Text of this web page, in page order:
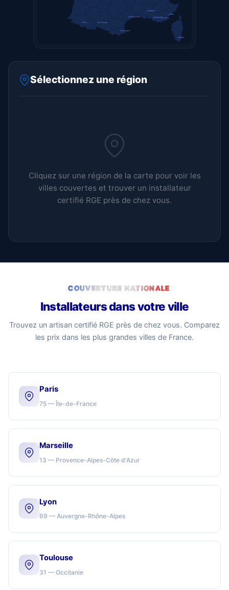
Marseille
Toulouse
Nice
Montpellier
Pau
Avignon
Perpignan
Toulon
Ajaccio
Sélectionnez une région
Cliquez sur une région de la carte pour voir les
villes couvertes et trouver un installateur
certifié RGE près de chez vous.
COUVERTURE NATIONALE
Installateurs dans votre ville
Trouvez un artisan certifié RGE près de chez vous. Comparez
les prix dans les plus grandes villes de France.
Paris
75 — Île-de-France
Marseille
13 — Provence-Alpes-Côte d'Azur
Lyon
69 — Auvergne-Rhône-Alpes
Toulouse
31 — Occitanie